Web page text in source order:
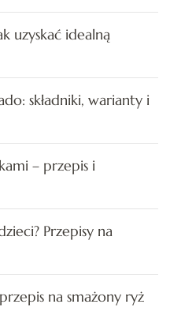
uzyskać idealną
składniki, warianty i
– przepis i
Przepisy na
na smażony ryż